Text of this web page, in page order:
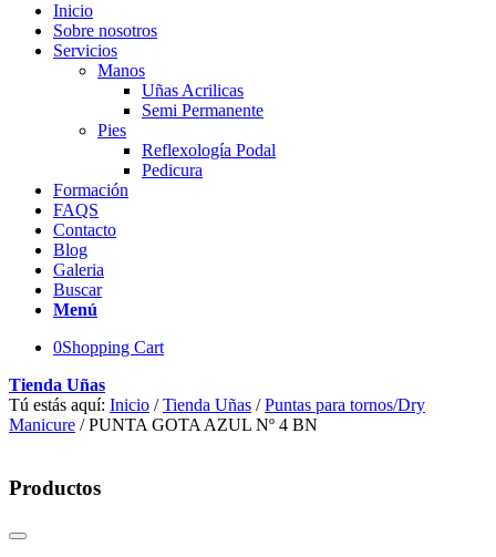
Inicio
Sobre nosotros
Servicios
Manos
Uñas Acrilicas
Semi Permanente
Pies
Reflexología Podal
Pedicura
Formación
FAQS
Contacto
Blog
Galeria
Buscar
Menú
0Shopping Cart
Tienda Uñas
Tú estás aquí: Inicio / Tienda Uñas / Puntas para tornos/Dry
Manicure / PUNTA GOTA AZUL Nº 4 BN
Productos